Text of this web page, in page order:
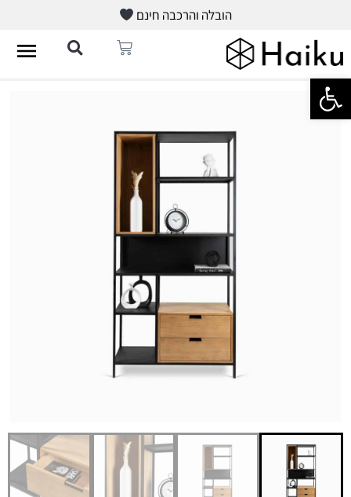
פתח סרגל נגישות
הובלה והרכבה חינם